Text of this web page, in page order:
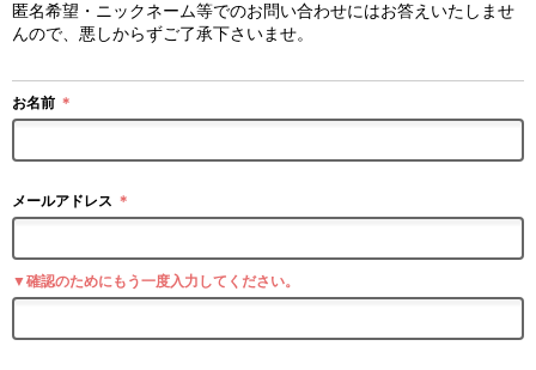
匿名希望・ニックネーム等でのお問い合わせにはお答えいたしませ
んので、悪しからずご了承下さいませ。
お名前 ＊
メールアドレス ＊
▼確認のためにもう一度入力してください。